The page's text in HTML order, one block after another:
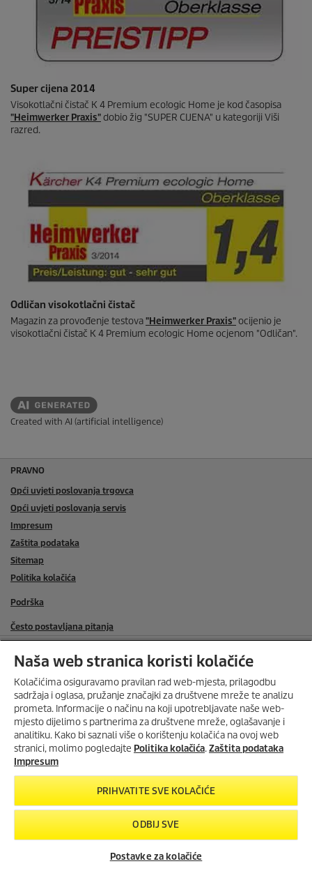
ISKORISTI DO 30%
POPUSTA U KOLOVOZU
popustanadodatkeza
višenamjenske usisavače.
Vrijedi od1.8.2026. do 31.8.2026.
Super cijena 2014
Visokotlačni čistač K 4 Premium eco!ogic Home je kod časopisa
"Heimwerker Praxis"dobio žig "SUPER CIJENA" u kategoriji Viši
razred.
Odličan visokotlačni čistač
Magazin za provođenje testova"Heimwerker Praxis"ocijenio je
visokotlačni čistač K 4 Premium eco!ogic Home ocjenom "Odličan".
Created with AI (artificial intelligence)
PRAVNO
Opći uvjeti poslovanja trgovca
Opći uvjeti poslovanja servis
Impresum
Zaštita podataka
Sitemap
Politika kolačića
Podrška
Često postavljana pitanja
SOCIAL MEDIA
ONLINE TRGOVINA
ONLINE TRGOVINA KONTAKT
NAČINI PLAĆANJA
BESPLATNA DOSTAVA ZA SVE ONLINE NARUDŽBE IZNAD 100 EURA
Naša web stranica koristi kolačiće
Kolačićima osiguravamo pravilan rad web-mjesta, prilagodbu
sadržaja i oglasa, pružanje značajki za društvene mreže te analizu
prometa. Informacije o načinu na koji upotrebljavate naše web-
mjesto dijelimo s partnerima za društvene mreže, oglašavanje i
analitiku. Kako bi saznali više o korištenju kolačića na ovoj web
stranici, molimo pogledajte Politika kolačića.Zaštita podataka
Impresum
PRIHVATITE SVE KOLAČIĆE
ODBIJ SVE
Postavke za kolačiće